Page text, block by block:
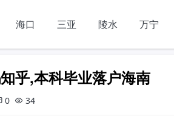
海口 三亚 陵水 万宁
乎,本科毕业落户海南
0 34